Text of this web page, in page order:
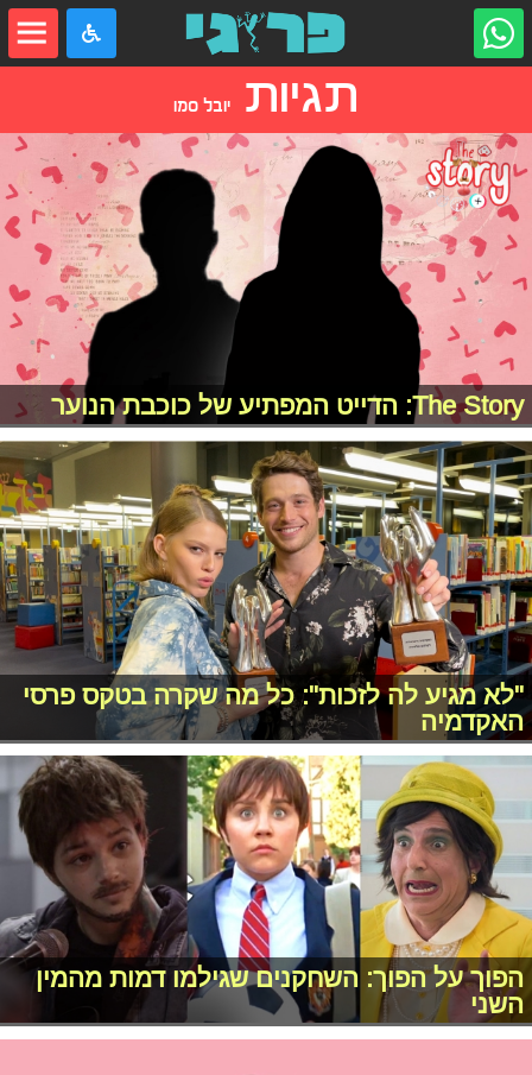
תגיות יובל סמו
The Story: הדייט המפתיע של כוכבת הנוער
"לא מגיע לה לזכות": כל מה שקרה בטקס פרסי
האקדמיה
הפוך על הפוך: השחקנים שגילמו דמות מהמין
השני